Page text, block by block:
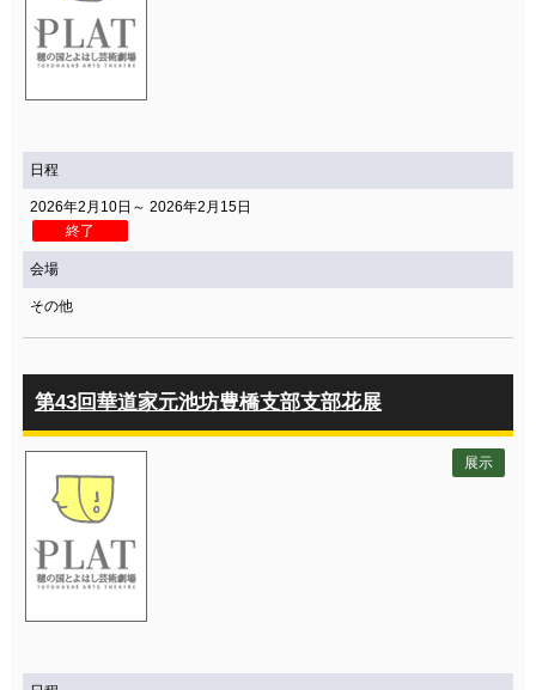
日程
2026年2月10日～ 2026年2月15日
終了
会場
その他
第43回華道家元池坊豊橋支部支部花展
展示